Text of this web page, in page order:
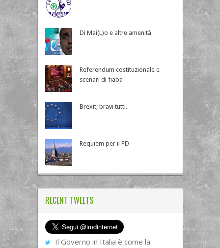
Di Mai(L)o e altre amenità
Referendum costituzionale e
scenari di fiaba
Brexit; bravi tutti.
Requiem per il PD
RECENT TWEETS
Il Governo in Italia è come la